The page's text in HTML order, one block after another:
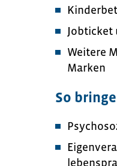
Jobticket
Weitere
Marken
So